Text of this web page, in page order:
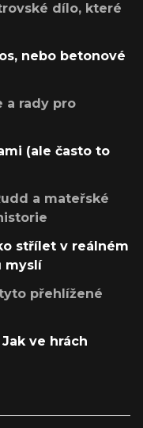
dílo, které
nebo betonové
a rady pro
(ale často to
a mateřské
střílet v reálném
myslí
přehlížené
ve hrách